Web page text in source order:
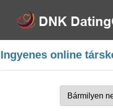
Ingyenes online